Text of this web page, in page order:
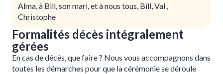
Alma, à Bill, son mari, et à nous tous. Bill, Val ,
Christophe
Formalités décès intégralement
gérées
En cas de décès, que faire ? Nous vous accompagnons dans
toutes les démarches pour que la cérémonie se déroule